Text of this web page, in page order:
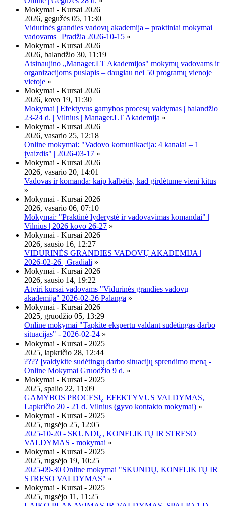
Mokymai - Kursai 2026
2026, gegužės 05, 11:30
Vidurinės grandies vadovų akademija – praktiniai mokymai
vadovams | Pradžia 2026-10-15 »
Mokymai - Kursai 2026
2026, balandžio 30, 11:19
Atsinaujino „Manager.LT Akademijos" mokymų vadovams ir
organizacijoms puslapis – daugiau nei 50 programų vienoje
vietoje »
Mokymai - Kursai 2026
2026, kovo 19, 11:30
Mokymai | Efektyvus gamybos procesų valdymas | balandžio
23-24 d. | Vilnius | Manager.LT Akademija »
Mokymai - Kursai 2026
2026, vasario 25, 12:18
Online mokymai: "Vadovo komunikacija: 4 kanalai – 1
įvaizdis" | 2026-03-17 »
Mokymai - Kursai 2026
2026, vasario 20, 14:01
Vadovas ir komanda: kaip kalbėtis, kad girdėtume vieni kitus
»
Mokymai - Kursai 2026
2026, vasario 06, 07:10
Mokymai: "Praktinė lyderystė ir vadovavimas komandai" |
Vilnius | 2026 kovo 26-27 »
Mokymai - Kursai 2026
2026, sausio 16, 12:27
VIDURINĖS GRANDIES VADOVŲ AKADEMIJA |
2026-02-26 | Gradiali »
Mokymai - Kursai 2026
2026, sausio 14, 19:22
Atviri kursai vadovams "Vidurinės grandies vadovų
akademija" 2026-02-26 Palanga »
Mokymai - Kursai 2026
2025, gruodžio 05, 13:29
Online mokymai "Tapkite ekspertu valdant sudėtingas darbo
situacijas" - 2026-02-24 »
Mokymai - Kursai - 2025
2025, lapkričio 28, 12:44
???? Įvaldykite sudėtingų darbo situacijų sprendimo meną -
Online Mokymai Gruodžio 9 d. »
Mokymai - Kursai - 2025
2025, spalio 22, 11:09
GAMYBOS PROCESŲ EFEKTYVUS VALDYMAS,
Lapkričio 20 - 21 d. Vilnius (gyvo kontakto mokymai) »
Mokymai - Kursai - 2025
2025, rugsėjo 25, 12:05
2025-10-20 - SKUNDŲ, KONFLIKTŲ IR STRESO
VALDYMAS - mokymai »
Mokymai - Kursai - 2025
2025, rugsėjo 19, 10:25
2025-09-30 Online mokymai "SKUNDŲ, KONFLIKTŲ IR
STRESO VALDYMAS" »
Mokymai - Kursai - 2025
2025, rugsėjo 11, 11:25